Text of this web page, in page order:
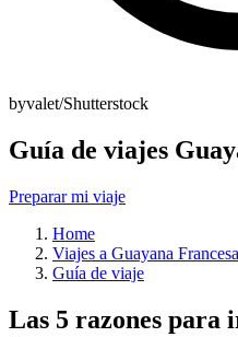
byvalet/Shutterstock
Guía de viajes
Preparar mi viaje
Home
Viajes a Guayana Francesa
Guía de viaje
Las 5 razones para